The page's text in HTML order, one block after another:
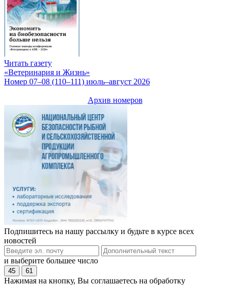
Читать газету
«Ветеринария и Жизнь»
Номер 07–08 (110–111) июль–август 2026
Архив номеров
Подпишитесь на нашу рассылку и будьте в курсе всех
новостей
и выберите большее число
45 61
Нажимая на кнопку, Вы соглашаетесь на обработку